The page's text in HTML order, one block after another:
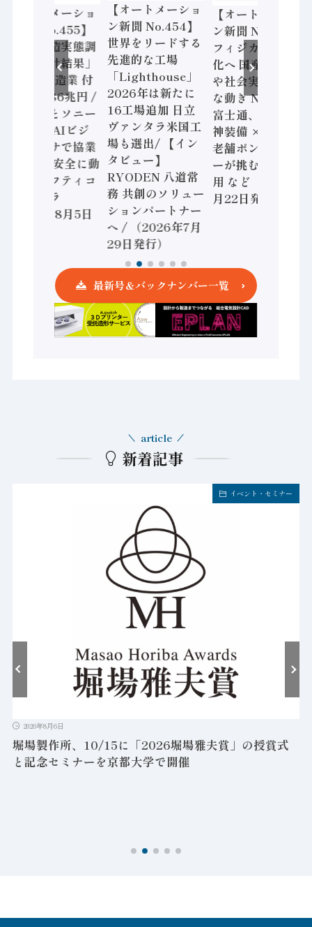
【オートメーショ
ン新聞 No.455】
「経済構造実態調
査二次集計結果」
2024年製造業 付
加価値額86兆円 /
三菱電機とソニー
セミコン AIビジ
ョンセンサで協業
/ IDEC、安全に動
かすセーフティコ
ントローラ
（2026年8月5日
【オートメーショ
ン新聞 No.454】
世界をリードする
先進的な工場
「Lighthouse」
2026年は新たに
16工場追加 日立
ヴァンタラ米国工
場も選出/ 【イン
タビュー】
RYODEN 八道常
務 共創のソリュー
ションパートナー
へ / （2026年7月
29日発行）
【オートメーショ
ン新聞 No.453】
フィジカルAI本格
化へ 国産AI開発
や社会実装に活発
な動き Noetra、
富士通、日立 / 兵
神装備 × HMS、
老舗ポンプメーカ
ーが挑むデータ活
用 など（2026年7
月22日発行）
最新号＆バックナンバー一覧
新着記事
article
イベント・セミナー
2026年8月6日
堀場製作所、10/15に「2026堀場雅夫賞」の授賞式
と記念セミナーを京都大学で開催